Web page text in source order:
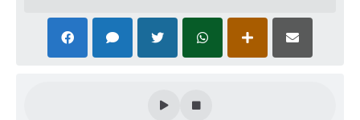
Normas e Legislação